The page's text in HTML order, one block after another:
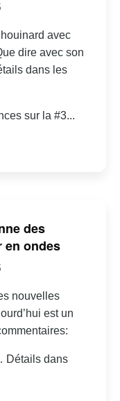
avec
dire avec son
dans les
sur la #3...
des
en ondes
nouvelles
est un
Détails dans